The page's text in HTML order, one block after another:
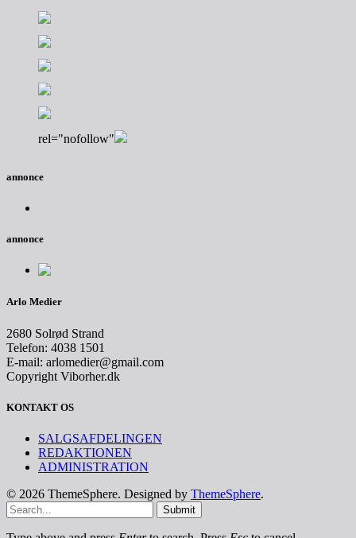
rel="nofollow"
annonce
annonce
Arlo Medier
2680 Solrød Strand
Telefon: 4038 1501
E-mail: arlomedier@gmail.com
Copyright Viborher.dk
KONTAKT OS
SALGSAFDELINGEN
REDAKTIONEN
ADMINISTRATION
© 2026 ThemeSphere. Designed by ThemeSphere.
Submit